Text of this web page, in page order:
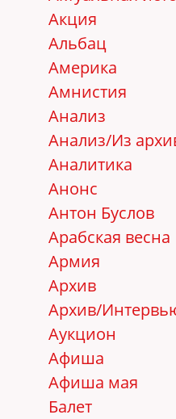
Акция
Альбац
Америка
Амнистия
Анализ
Анализ/Из
Аналитика
Анонс
Антон Буслов
Арабская весна
Армия
Архив
Архив/
Аукцион
Афиша
Афиша мая
Балет